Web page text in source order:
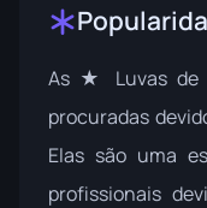
As ★ Luvas de
procuradas
Elas são uma
profissionais